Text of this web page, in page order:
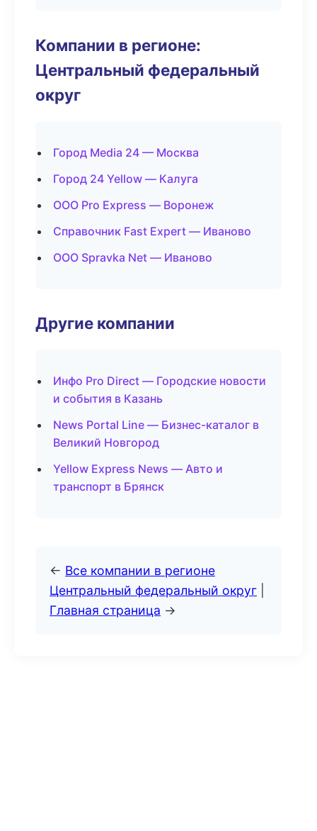
Компании в регионе:
Центральный федеральный
округ
Город Media 24 — Москва
Город 24 Yellow — Калуга
ООО Pro Express — Воронеж
Справочник Fast Expert — Иваново
ООО Spravka Net — Иваново
Другие компании
Инфо Pro Direct — Городские новости
и события в Казань
News Portal Line — Бизнес-каталог в
Великий Новгород
Yellow Express News — Авто и
транспорт в Брянск
← Все компании в регионе
Центральный федеральный округ
Главная страница →